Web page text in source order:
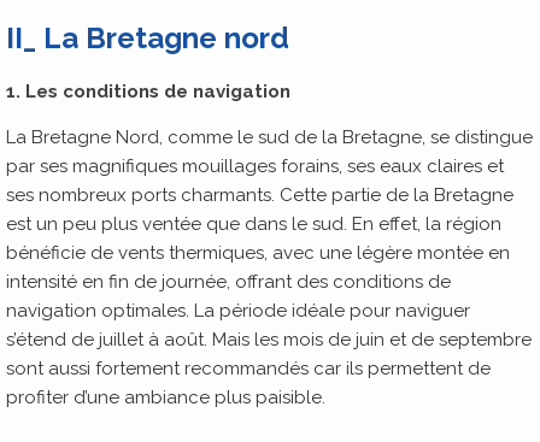
II_ La Bretagne nord
1. Les conditions de navigation
La Bretagne Nord, comme le sud de la Bretagne, se distingue
par ses magnifiques mouillages forains, ses eaux claires et
ses nombreux ports charmants. Cette partie de la Bretagne
est un peu plus ventée que dans le sud. En effet, la région
bénéficie de vents thermiques, avec une légère montée en
intensité en fin de journée, offrant des conditions de
navigation optimales. La période idéale pour naviguer
s’étend de juillet à août. Mais les mois de juin et de septembre
sont aussi fortement recommandés car ils permettent de
profiter d’une ambiance plus paisible.